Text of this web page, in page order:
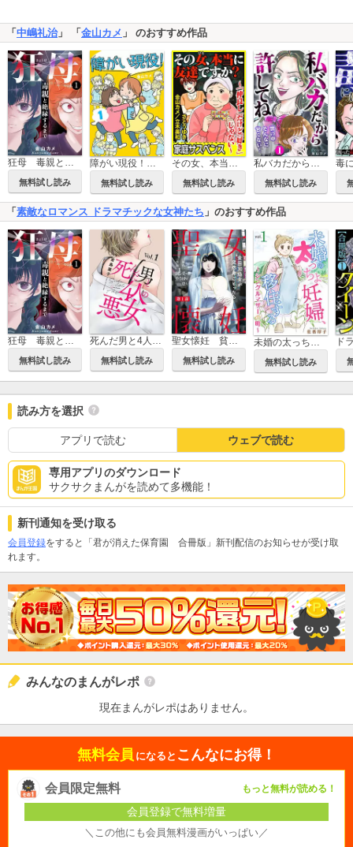
「 中嶋礼治」 「 金山カメ 」 のおすすめ作品
狂母 毒親と絶縁するまで
無料試し読み
障がい現役！【合冊版】
無料試し読み
その女、本当に友達ですか？～「仲良し」だけど「好き」じゃない～
無料試し読み
私バカだから許してね～世の中そんなに甘くない！～
無料試し読み
「 素敵なロマンス ドラマチックな女神たち 」のおすすめ作品
狂母 毒親と絶縁するまで
無料試し読み
死んだ男と4人の悪女
無料試し読み
聖女懐妊 貧困30処女が突然身ごもったら
無料試し読み
未婚の太っちょ妊婦、移住する ～シングルマザーの町～
無料試し読み
読み方を選択
アプリで読む ウェブで読む
専用アプリのダウンロード
サクサクまんがを読めて多機能！
新刊通知を受け取る
会員登録をすると「君が消えた保育園 合冊版」新刊配信のお知らせが受け取
れます。
みんなのまんがレポ
現在まんがレポはありません。
無料会員 になると こんなにお得！
会員限定無料 もっと無料が読める！
会員登録で無料増量
＼この他にも会員無料漫画がいっぱい／